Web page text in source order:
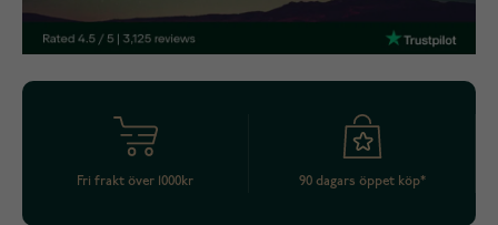
Fri frakt över 1000kr 90 dagars öppet köp*